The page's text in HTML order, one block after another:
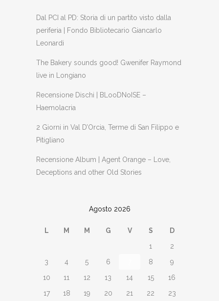
Dal PCI al PD: Storia di un partito visto dalla
periferia | Fondo Bibliotecario Giancarlo
Leonardi
The Bakery sounds good! Gwenifer Raymond
live in Longiano
Recensione Dischi | BLooDNoISE –
Haemolacria
2 Giorni in Val D’Orcia, Terme di San Filippo e
Pitigliano
Recensione Album | Agent Orange – Love,
Deceptions and other Old Stories
Agosto 2026
L M M G V S
D
1
2
3
4 5 6 8
9
10
11 12 13 14 15
16
17
18 19 20 21 22
23